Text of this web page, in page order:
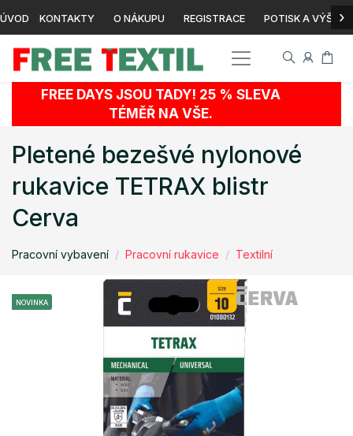
ÚVOD KONTAKTY O NÁKUPU REGISTRACE POTISK A ›
FREE DAYS JSOU TADY! 25 % SLEVA
TÉMĚŘ NA VŠE.
Pletené bezešvé nylonové
rukavice TETRAX blistr
Cerva
Pracovní vybavení Pracovní rukavice Textilní
NOVINKA